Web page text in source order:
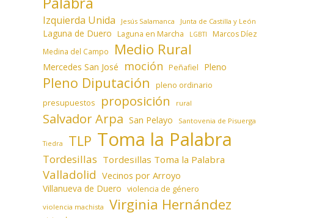
Izquierda Unida Jesús Salamanca Junta de Castilla y León
Laguna de Duero Laguna en Marcha LGBTI Marcos Díez
Medina del Campo Medio Rural
Mercedes San José moción Peñafiel Pleno
Pleno Diputación pleno ordinario
presupuestos proposición rural
Salvador Arpa San Pelayo Santovenia de Pisuerga
Tiedra TLP Toma la Palabra
Tordesillas Tordesillas Toma la Palabra
Valladolid Vecinos por Arroyo
Villanueva de Duero violencia de género
violencia machista Virginia Hernández